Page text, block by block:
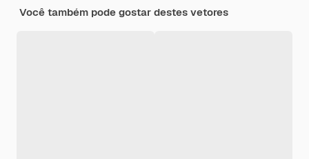
Você também pode gostar destes vetores